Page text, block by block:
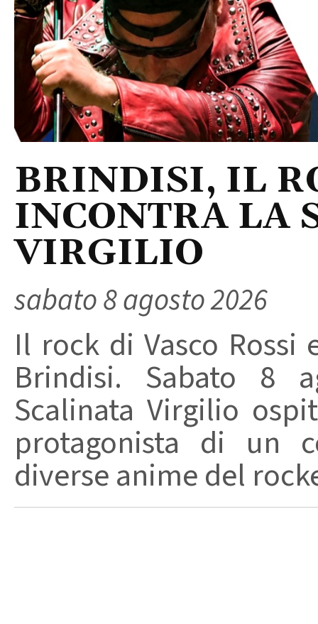
BRINDISI, IL
INCONTRA LA
VIRGILIO
sabato 8 agosto 2026
Il rock di Vasco
Brindisi. Sabato 8
Scalinata Virgilio
protagonista di un
diverse anime del